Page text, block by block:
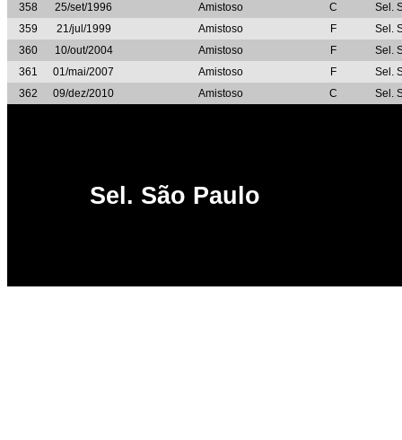
358
25/set/1996 Amistoso C
Sel.
359
21/jul/1999 Amistoso F
Sel.
360
10/out/2004 Amistoso F
Sel.
361
01/mai/2007 Amistoso F
Sel.
362
09/dez/2010 Amistoso C Sel.
Sel. São Paulo